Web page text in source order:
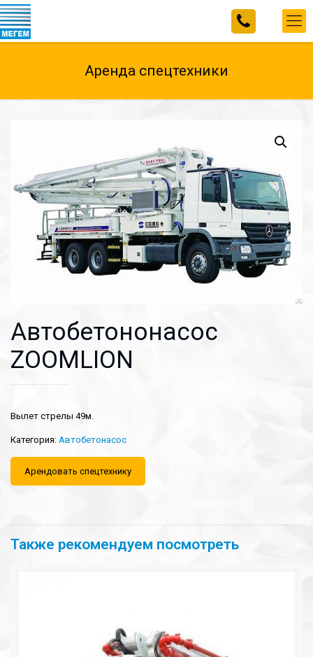
Аренда спецтехники
Автобетононасос
ZOOMLION
Вылет стрелы 49м.
Категория: Автобетонасос
Арендовать спецтехнику
Также рекомендуем посмотреть